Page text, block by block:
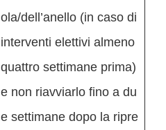
ola/dell’anello (in caso di
interventi elettivi almeno
quattro settimane prima)
e non riavviarlo fino a du
e settimane dopo la ripre